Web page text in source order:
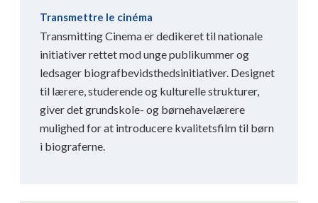
Transmettre le cinéma
Transmitting Cinema er dedikeret til nationale
initiativer rettet mod unge publikummer og
ledsager biografbevidsthedsinitiativer. Designet
til lærere, studerende og kulturelle strukturer,
giver det grundskole- og børnehavelærere
mulighed for at introducere kvalitetsfilm til børn
i biograferne.